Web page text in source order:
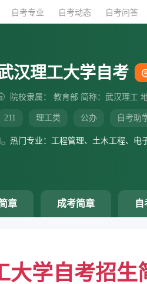
自考专业 自考动态 自考问答
汉理工大学自考
院校隶属： 教育部 简称：武汉理工
211 理工类 公办 自考助
热门专业：工程管理、土木工程、电
章 成考简章
大学自考招生